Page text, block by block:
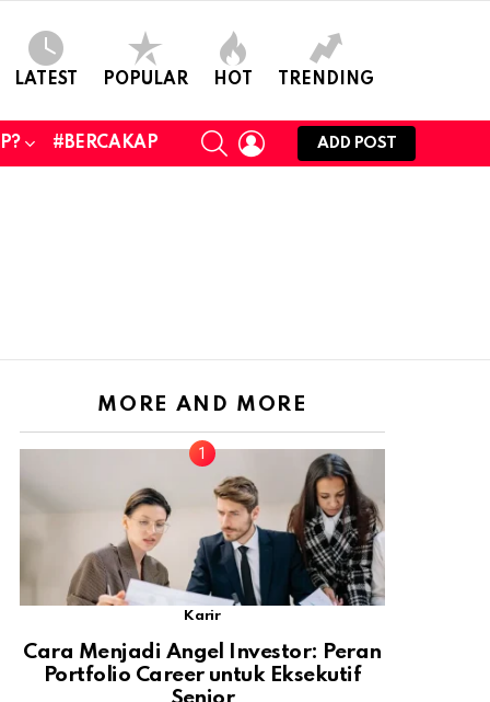
LATEST POPULAR HOT TRENDING
#BERCAKAP
SEARCHLOGIN
ADD POST
MORE AND MORE
Karir
Cara Menjadi Angel Investor: Peran
Portfolio Career untuk Eksekutif